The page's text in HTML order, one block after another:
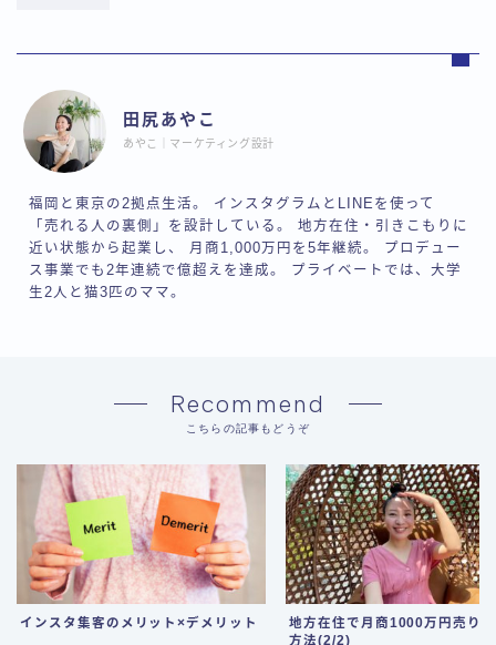
田尻あやこ
あやこ｜マーケティング設計
福岡と東京の2拠点生活。 インスタグラムとLINEを使って
「売れる人の裏側」を設計している。 地方在住・引きこもりに
近い状態から起業し、 月商1,000万円を5年継続。 プロデュー
ス事業でも2年連続で億超えを達成。 プライベートでは、大学
生2人と猫3匹のママ。
Recommend
こちらの記事もどうぞ
インスタ集客のメリット×デメリット
地方在住で月商1000万円売り
方法(2/2)